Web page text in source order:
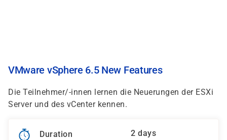
VMware vSphere 6.5 New Features
Die Teilnehmer/-innen lernen die Neuerungen der ESXi
Server und des vCenter kennen.
Duration 2 days